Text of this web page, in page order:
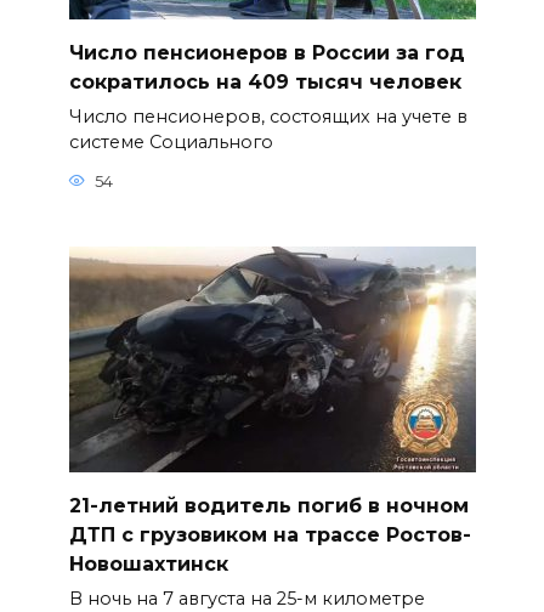
Число пенсионеров в России за год
сократилось на 409 тысяч человек
Число пенсионеров, состоящих на учете в
системе Социального
54
21-летний водитель погиб в ночном
ДТП с грузовиком на трассе Ростов-
Новошахтинск
В ночь на 7 августа на 25-м километре